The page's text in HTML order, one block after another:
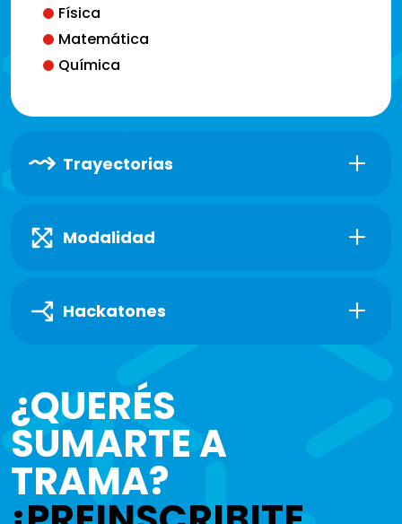
Física
Matemática
Química
Trayectorias
Modalidad
Hackatones
¿QUERÉS
SUMARTE A
TRAMA?